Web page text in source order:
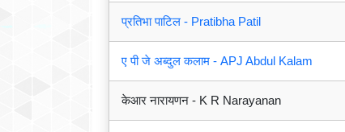
प्रतिभा पाटिल - Pratibha Patil
ए पी जे अब्दुल कलाम - APJ Abdul Kalam
केआर नारायणन - K R Narayanan